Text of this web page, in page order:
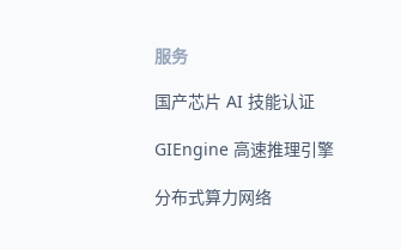
服务
国产芯片 AI 技能认证
GIEngine 高速推理引擎
分布式算力网络